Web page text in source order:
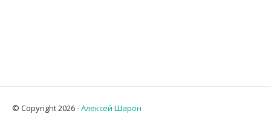
© Copyright 2026 -Алексей Шарон